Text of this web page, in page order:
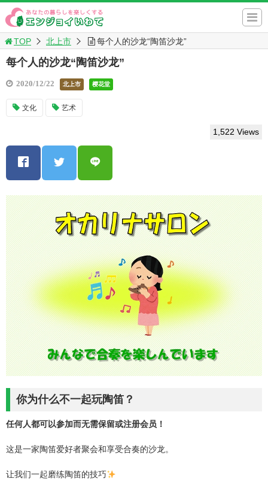
TOP 北上市 每个人的沙龙“陶笛沙龙”
每个人的沙龙“陶笛沙龙”
2020/12/22 北上市 樱花堂
文化 艺术
1,522 Views
你为什么不一起玩陶笛？
任何人都可以参加而无需保留或注册会员！
这是一家陶笛爱好者聚会和享受合奏的沙龙。
让我们一起磨练陶笛的技巧